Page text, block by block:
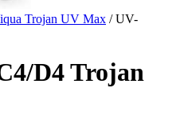
Trojan UV Max / UV-
D4 Trojan